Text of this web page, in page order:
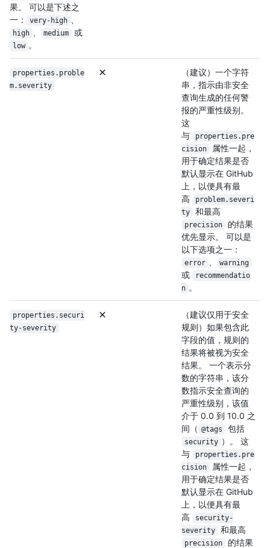
果。 可以是下述之
一：
very-high
high medium 或
low 。
properties.proble
m.severity
（建议）一个字符
串，指示由非安全
查询生成的任何警
报的严重性级别。
这
与
properties.pre
cision
属性一起，
用于确定结果是否
默认显示在 GitHub
上，以便具有最
高
problem.severi
ty
和最高
precision
的结果
优先显示。 可以是
以下选项之一：
error warning
或
recommendatio
n 。
properties.securi
ty-severity
（建议仅用于安全
规则）如果包含此
字段的值，规则的
结果将被视为安全
结果。 一个表示分
数的字符串，该分
数指示安全查询的
严重性级别，该值
介于 0.0 到 10.0 之
间（ @tags 包括
security ）。 这
与
properties.pre
cision
属性一起，
用于确定结果是否
默认显示在 GitHub
上，以便具有最
高
security-
severity
和最高
precision
的结果